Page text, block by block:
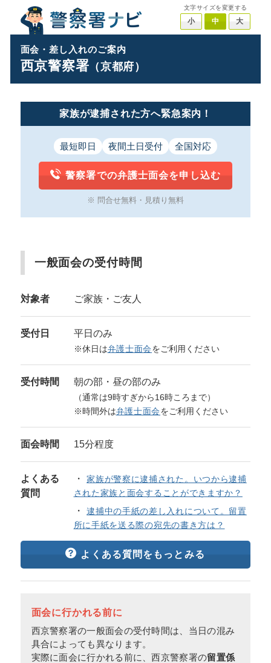
文字サイズを変更する
小 中 大
面会・差し入れのご案内
西京警察署（京都府）
家族が逮捕された方へ緊急案内！
最短即日 夜間土日受付 全国対応
警察署での弁護士面会を申し込む
※ 問合せ無料・見積り無料
一般面会の受付時間
対象者 ご家族・ご友人
受付日 平日のみ
※休日は弁護士面会をご利用ください
受付時間 朝の部・昼の部のみ
（通常は9時すぎから16時ころまで）
※時間外は弁護士面会をご利用ください
面会時間 15分程度
よくある
質問
家族が警察に逮捕された。いつから逮捕
された家族と面会することができますか？
逮捕中の手紙の差し入れについて。留置
所に手紙を送る際の宛先の書き方は？
よくある質問をもっとみる
面会に行かれる前に
西京警察署の一般面会の受付時間は、当日の混み
具合によっても異なります。
実際に面会に行かれる前に、西京警察署の留置係